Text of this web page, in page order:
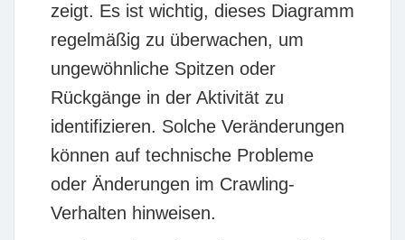
zeigt. Es ist wichtig, dieses Diagramm
regelmäßig zu überwachen, um
ungewöhnliche Spitzen oder
Rückgänge in der Aktivität zu
identifizieren. Solche Veränderungen
können auf technische Probleme
oder Änderungen im Crawling-
Verhalten hinweisen.